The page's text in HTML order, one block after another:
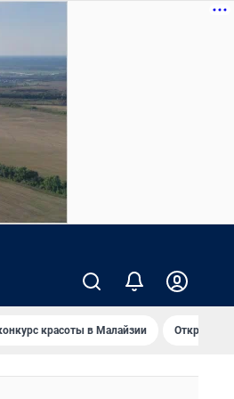
красоты в Малайзии Открыл